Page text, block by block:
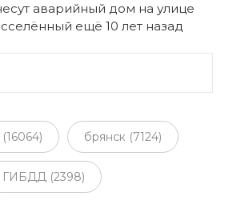
аварийный дом на улице
ещё 10 лет назад
брянск (7124)
ГИБДД (2398)